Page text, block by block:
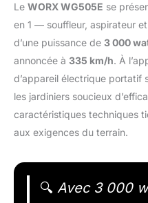
Le WORX WG505E se
en 1 — souffleur, aspirateur
d’une puissance de 3 000
annoncée à 335 km/h. À
d’appareil électrique portatif
les jardiniers soucieux
caractéristiques techniques
aux exigences du terrain.
🔍 Avec 3 000